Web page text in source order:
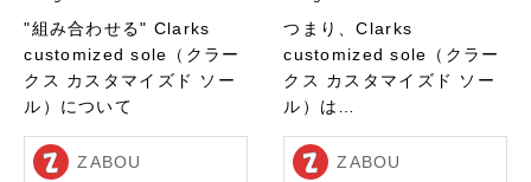
"組み合わせる" Clarks
customized sole（クラー
クス カスタマイズド ソー
ル）について
ZABOU
つまり、Clarks
customized sole（クラー
クス カスタマイズド ソー
ル）は…
ZABOU